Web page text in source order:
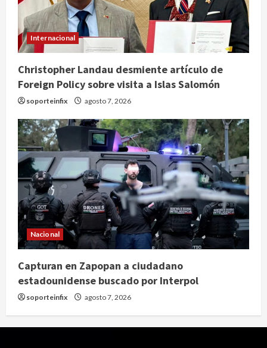
Internacional
Christopher Landau desmiente artículo de
Foreign Policy sobre visita a Islas Salomón
soporteinfix agosto 7, 2026
Nacional
Capturan en Zapopan a ciudadano
estadounidense buscado por Interpol
soporteinfix agosto 7, 2026